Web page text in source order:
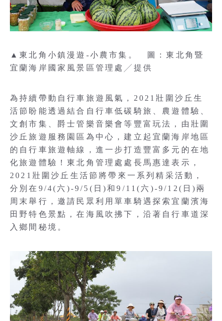
▲東北角小鎮漫遊-小農市集。 圖：東北角暨
宜蘭海岸國家風景區管理處╱提供
為持續帶動自行車旅遊風氣，2021壯圍沙丘生
活節盼能透過結合自行車低碳騎旅、農遊體驗、
文創市集、爵士管樂音樂會等豐富玩法，由壯圍
沙丘旅遊服務園區為中心，建立起宜蘭海岸地區
的自行車旅遊軸線，進一步打造豐富多元的在地
化旅遊體驗！東北角管理處處長馬惠達表示，
2021壯圍沙丘生活節將帶來一系列精采活動，
分別在9/4(六)-9/5(日)和9/11(六)-9/12(日)兩
周末舉行，邀請民眾利用單車騎遇探索宜蘭濱海
田野特色景點，在海風吹拂下，沿著自行車道深
入鄉間秘境。